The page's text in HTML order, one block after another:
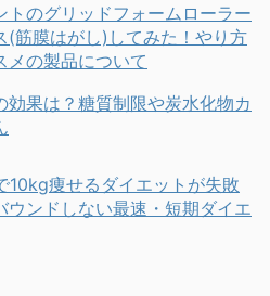
トのグリッドフォームローラー
(筋膜はがし)してみた！やり方
メの製品について
効果は？糖質制限や炭水化物カ
10kg痩せるダイエットが失敗
ウンドしない最速・短期ダイエ